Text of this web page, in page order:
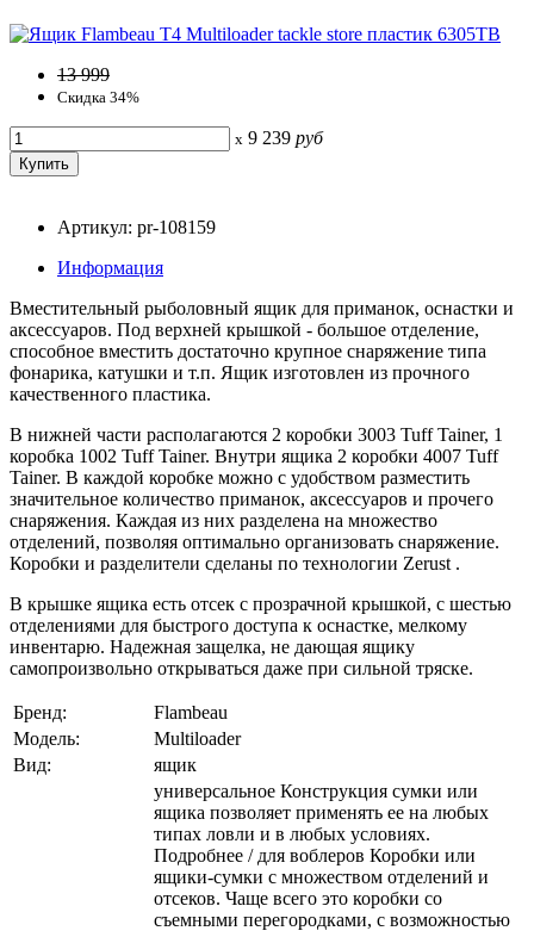
13 999
Скидка 34%
x 9 239 руб
Артикул: pr-108159
Информация
Вместительный рыболовный ящик для приманок, оснастки и
аксессуаров. Под верхней крышкой - большое отделение,
способное вместить достаточно крупное снаряжение типа
фонарика, катушки и т.п. Ящик изготовлен из прочного
качественного пластика.
В нижней части располагаются 2 коробки 3003 Tuff Tainer, 1
коробка 1002 Tuff Tainer. Внутри ящика 2 коробки 4007 Tuff
Tainer. В каждой коробке можно с удобством разместить
значительное количество приманок, аксессуаров и прочего
снаряжения. Каждая из них разделена на множество
отделений, позволяя оптимально организовать снаряжение.
Коробки и разделители сделаны по технологии Zerust .
В крышке ящика есть отсек с прозрачной крышкой, с шестью
отделениями для быстрого доступа к оснастке, мелкому
инвентарю. Надежная защелка, не дающая ящику
самопроизвольно открываться даже при сильной тряске.
Бренд:
Flambeau
Модель:
Multiloader
Вид:
ящик
универсальное Конструкция сумки или
ящика позволяет применять ее на любых
типах ловли и в любых условиях.
Подробнее / для воблеров Коробки или
ящики-сумки с множеством отделений и
отсеков. Чаще всего это коробки со
съемными перегородками, с возможностью